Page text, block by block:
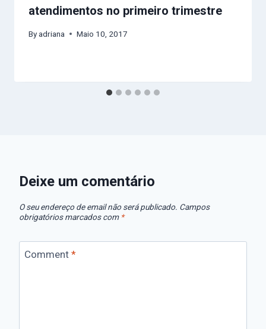
atendimentos no primeiro trimestre
Byadriana Maio 10, 2017
Deixe um comentário
O seu endereço de email não será publicado. Campos
obrigatórios marcados com *
Comment *